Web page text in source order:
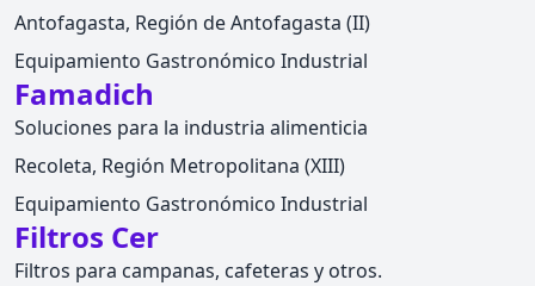
Antofagasta, Región de Antofagasta (II)
Equipamiento Gastronómico Industrial
Famadich
Soluciones para la industria alimenticia
Recoleta, Región Metropolitana (XIII)
Equipamiento Gastronómico Industrial
Filtros Cer
Filtros para campanas, cafeteras y otros.